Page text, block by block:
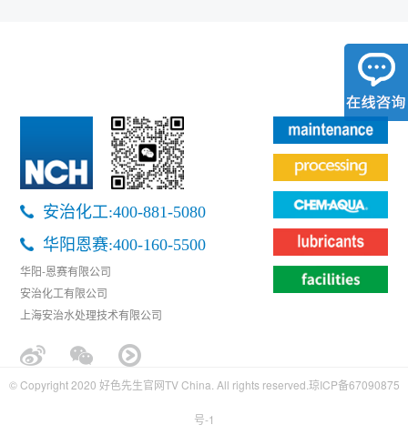
可持续发展
好色先生APP免费下载
联系好色先生官网TV
隐私政策
法律条款
好色先生官网TV研讨会
安治化工:400-881-5080
华阳恩赛:400-160-5500
华阳-恩赛有限公司
安治化工有限公司
上海安治水处理技术有限公司
© Copyright 2020 好色先生官网TV China. All rights reserved. 琼ICP备67090875
号-1